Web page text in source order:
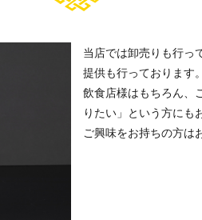
当店では卸売りも行っ
提供も行っております。
飲食店様はもちろん、
りたい」という方にも
ご興味をお持ちの方は